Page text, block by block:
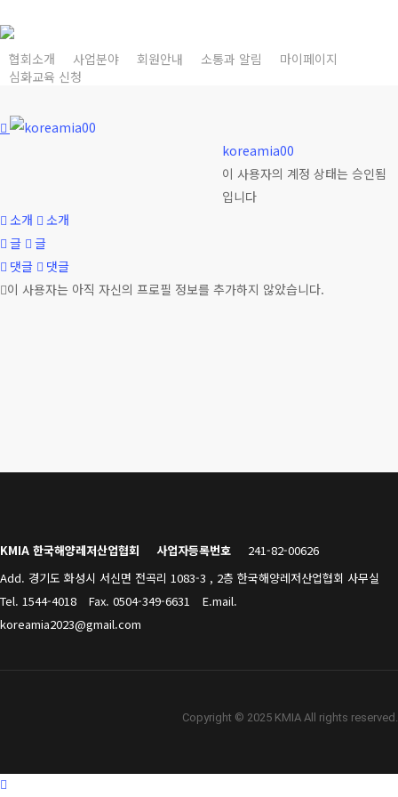
to
main
content
협회소개 사업분야 회원안내 소통과 알림
마이페이지
심화교육 신청
koreamia00
이 사용자의 계정 상태는 승인됨
입니다
소개
소개
글
글
댓글
댓글
이 사용자는 아직 자신의 프로필 정보를 추가하지 않았습니다.
KMIA 한국해양레저산업협회 사업자등록번호
241-82-00626
Add. 경기도 화성시 서신면 전곡리 1083-3 , 2층 한국해양레저산업협회 사무실
Tel. 1544-4018
Fax. 0504-349-6631
E.mail.
koreamia2023@gmail.com
Copyright © 2025 KMIA All rights reserved.